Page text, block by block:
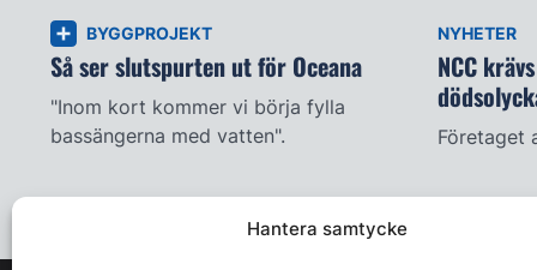
Hantera samtycke
BYGGPROJEKT
Så ser slutspurten ut för Oceana
"Inom kort kommer vi börja fylla
bassängerna med vatten".
NYHETER
NCC
Företaget